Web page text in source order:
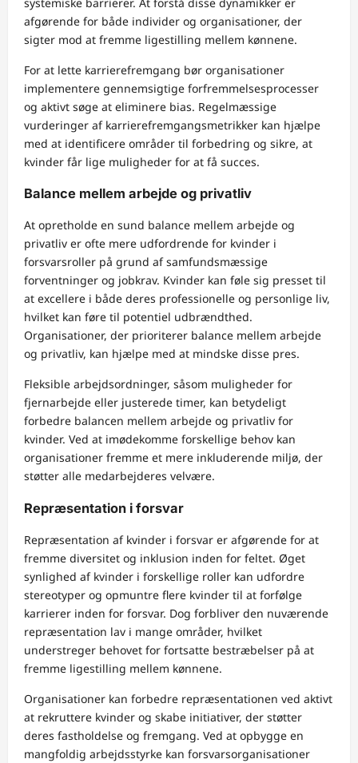
afgørende for både individer og organisationer, der
sigter mod at fremme ligestilling mellem kønnene.
For at lette karrierefremgang bør organisationer
implementere gennemsigtige forfremmelsesprocesser
og aktivt søge at eliminere bias. Regelmæssige
vurderinger af karrierefremgangsmetrikker kan hjælpe
med at identificere områder til forbedring og sikre, at
kvinder får lige muligheder for at få succes.
Balance mellem arbejde og privatliv
At opretholde en sund balance mellem arbejde og
privatliv er ofte mere udfordrende for kvinder i
forsvarsroller på grund af samfundsmæssige
forventninger og jobkrav. Kvinder kan føle sig presset til
at excellere i både deres professionelle og personlige liv,
hvilket kan føre til potentiel udbrændthed.
Organisationer, der prioriterer balance mellem arbejde
og privatliv, kan hjælpe med at mindske disse pres.
Fleksible arbejdsordninger, såsom muligheder for
fjernarbejde eller justerede timer, kan betydeligt
forbedre balancen mellem arbejde og privatliv for
kvinder. Ved at imødekomme forskellige behov kan
organisationer fremme et mere inkluderende miljø, der
støtter alle medarbejderes velvære.
Repræsentation i forsvar
Repræsentation af kvinder i forsvar er afgørende for at
fremme diversitet og inklusion inden for feltet. Øget
synlighed af kvinder i forskellige roller kan udfordre
stereotyper og opmuntre flere kvinder til at forfølge
karrierer inden for forsvar. Dog forbliver den nuværende
repræsentation lav i mange områder, hvilket
understreger behovet for fortsatte bestræbelser på at
fremme ligestilling mellem kønnene.
Organisationer kan forbedre repræsentationen ved aktivt
at rekruttere kvinder og skabe initiativer, der støtter
deres fastholdelse og fremgang. Ved at opbygge en
mangfoldig arbejdsstyrke kan forsvarsorganisationer